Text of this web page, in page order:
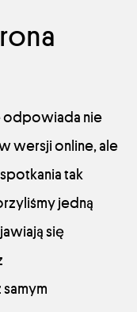
odpowiada nie
wersji online, ale
tak
jedną
się